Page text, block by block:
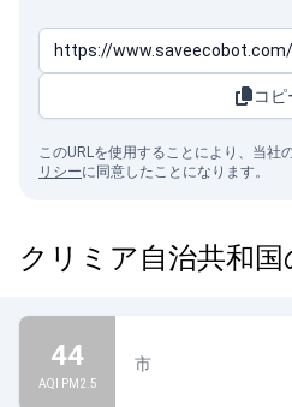
コピ
このURLを使用することにより、当社
リシーに同意したことになります。
クリミア自治共和
44
AQI PM2.5
市